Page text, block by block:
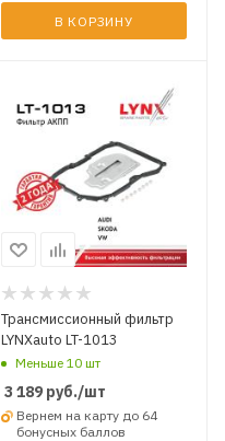
В КОРЗИНУ
Трансмиссионный фильтр
LYNXauto LT-1013
Меньше 10 шт
3 189руб./шт
Вернем на карту до 64
бонусных баллов